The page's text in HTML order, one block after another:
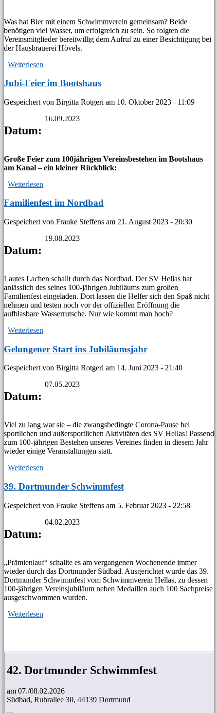
Was hat Bier mit einem Schwimmverein gemeinsam? Beide
benötigen viel Wasser, um erfolgreich zu sein. So folgten die
Vereinsmitglieder bereitwillig dem Aufruf zu einer Besichtigung bei
der Hausbrauerei Hövels.
Weiterlesen
Jubi-Feier im Bootshaus
Gespeichert von Birgitta Rotgeri am 10. Oktober 2023 - 11:09
Datum:
16.09.2023
Große Feier zum 100jährigen Vereinsbestehen im Bootshaus
am Kanal – ein kleiner Rückblick:
Weiterlesen
Familienfest im Nordbad
Gespeichert von Frauke Steffens am 21. August 2023 - 20:30
Datum:
19.08.2023
Lautes Lachen schallt durch das Nordbad. Der SV Hellas hat
anlässlich des seines 100-jährigen Jubiläums zum großen
Familienfest eingeladen. Dort lassen die Helfer sich den Spaß nicht
nehmen und testen noch vor der offiziellen Eröffnung die
aufblasbare Wasserrutsche. Nur wie kommt man hoch?
Weiterlesen
Gelungener Start ins Jubiläumsjahr
Gespeichert von Birgitta Rotgeri am 14. Juni 2023 - 21:40
Datum:
07.05.2023
Viel zu lang war sie – die zwangsbedingte Corona-Pause bei
sportlichen und außersportlichen Aktivitäten des SV Hellas! Passend
zum 100-jährigen Bestehen unseres Vereines finden in diesem Jahr
wieder einige Veranstaltungen statt.
Weiterlesen
39. Dortmunder Schwimmfest
Gespeichert von Frauke Steffens am 5. Februar 2023 - 22:58
Datum:
04.02.2023
„Prämienlauf“ schallte es am vergangenen Wochenende immer
wieder durch das Dortmunder Südbad. Ausgerichtet wurde das 39.
Dortmunder Schwimmfest vom Schwimmverein Hellas, zu dessen
100-jährigen Vereinsjubiläum neben Medaillen auch 100 Sachpreise
ausgeschwommen wurden.
Weiterlesen
42. Dortmunder Schwimmfest
am 07./08.02.2026
Südbad, Ruhrallee 30, 44139 Dortmund